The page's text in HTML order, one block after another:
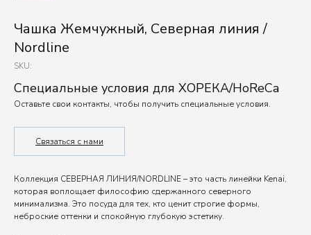
Чашка Жемчужный, Северная линия /
Nordline
SKU:
Специальные условия для ХОРЕКА/HoReCa
Оставьте свои контакты, чтобы получить специальные условия.
Связаться с нами
Коллекция СЕВЕРНАЯ ЛИНИЯ/NORDLINE – это часть линейки Kenai,
которая воплощает философию сдержанного северного
минимализма. Это посуда для тех, кто ценит строгие формы,
неброские оттенки и спокойную глубокую эстетику.